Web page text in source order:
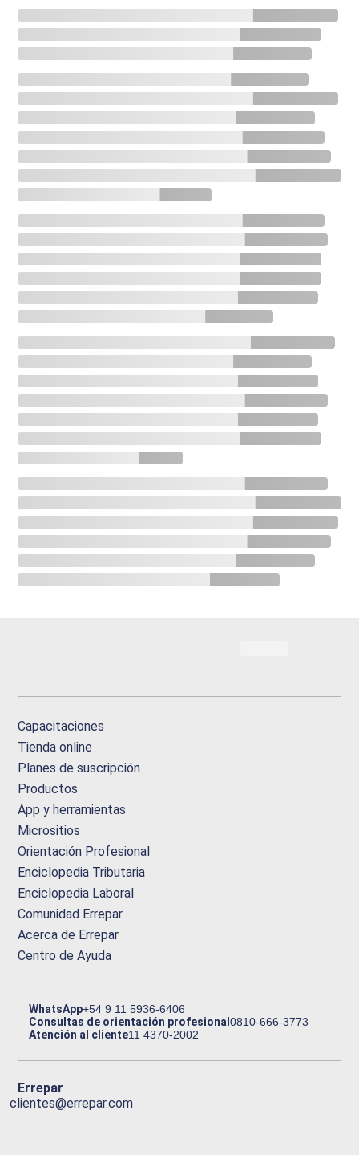
Capacitaciones
Tienda online
Planes de suscripción
Productos
App y herramientas
Micrositios
Orientación Profesional
Enciclopedia Tributaria
Enciclopedia Laboral
Comunidad Errepar
Acerca de Errepar
Centro de Ayuda
WhatsApp+54 9 11 5936-6406
Consultas de orientación profesional0810-666-3773
Atención al cliente11 4370-2002
Errepar
clientes@errepar.com